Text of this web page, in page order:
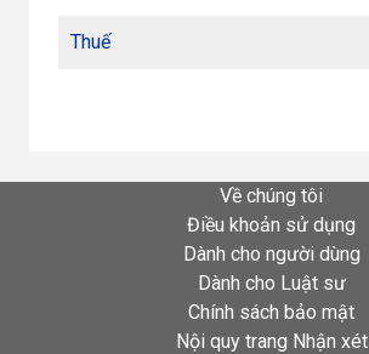
Thuế
Về chúng tôi
Điều khoản sử dụng
Dành cho người dùng
Dành cho Luật sư
Chính sách bảo mật
Nội quy trang Nhận xét